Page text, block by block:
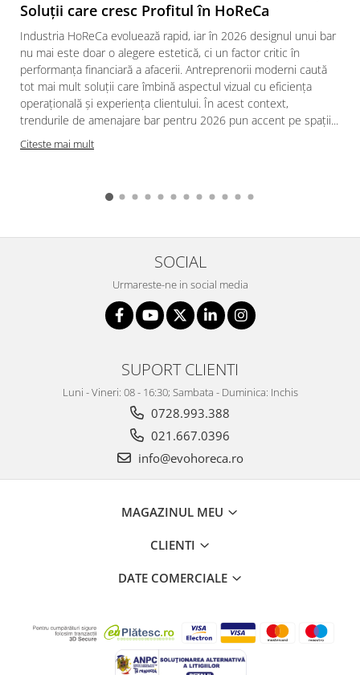
Soluții care cresc Profitul în HoReCa
Industria HoReCa evoluează rapid, iar în 2026 designul unui bar
nu mai este doar o alegere estetică, ci un factor critic în
performanța financiară a afacerii. Antreprenorii moderni caută
tot mai mult soluții care îmbină aspectul vizual cu eficiența
operațională și experiența clientului. În acest context,
trendurile de amenajare bar pentru 2026 pun accent pe spații...
Citeste mai mult
SOCIAL
Urmareste-ne in social media
SUPORT CLIENTI
Luni - Vineri: 08 - 16:30; Sambata - Duminica: Inchis
0728.993.388
021.667.0396
info@evohoreca.ro
MAGAZINUL MEU
CLIENTI
DATE COMERCIALE